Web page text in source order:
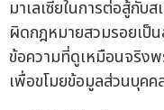
มาเลเซียในการต่อสู้กั
ผิดกฎหมายสวมรอยเป็
ข้อความที่ดูเหมือนจริง
เพื่อขโมยข้อมูลส่วนบุคค